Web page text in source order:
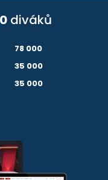
diváků
78 000
35 000
35 000